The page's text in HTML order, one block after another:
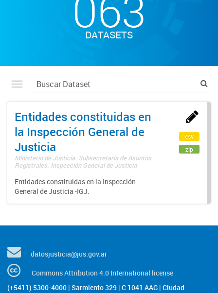
DATASETS
Entidades constituidas en
la Inspección General de
Justicia
Ministerio de Justicia. Subsecretaría de Asuntos
Registrales. Inspección General de Justicia
Entidades constituidas en la Inspección
General de Justicia -IGJ.
csv
zip
datosjusticia@jus.gov.ar
Commons Attribution 4.0 International license
(+5411) 5300-4000 | Sarmiento 329 | C 1041 AAG | Ciudad